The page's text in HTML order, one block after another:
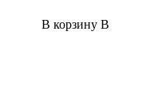
В корзину В